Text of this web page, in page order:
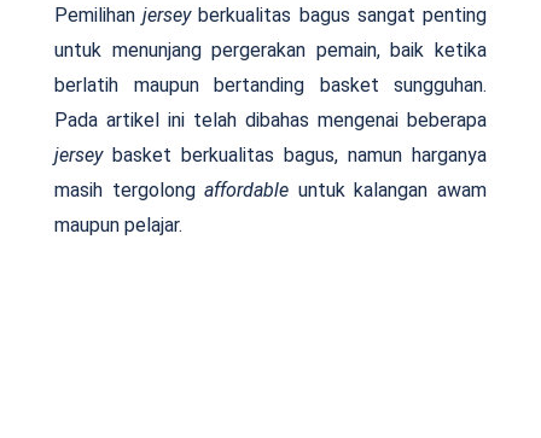
Pemilihanjersey berkualitas bagus sangat penting
untuk menunjang pergerakan pemain, baik ketika
berlatih maupun bertanding basket sungguhan.
Pada artikel ini telah dibahas mengenai beberapa
jersey basket berkualitas bagus, namun harganya
masih tergolongaffordable untuk kalangan awam
maupun pelajar.